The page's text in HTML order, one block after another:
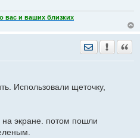
о вас и ваших близких
Отправить
Использовали щеточку,
экране. потом пошли